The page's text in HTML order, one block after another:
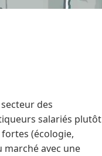
des
salariés plutôt
(écologie,
avec une